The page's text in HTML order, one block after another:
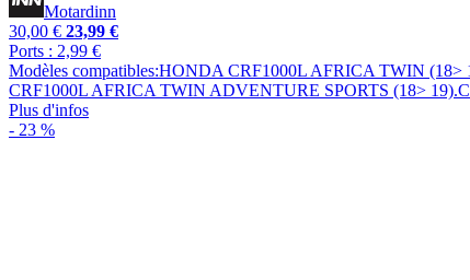
Motardinn
30,00 € 23,99 €
Ports : 2,99 €
Modèles compatibles:HONDA CRF1000L AFRICA TWIN
CRF1000L AFRICA TWIN ADVENTURE SPORTS (18>
Plus d'infos
- 23 %